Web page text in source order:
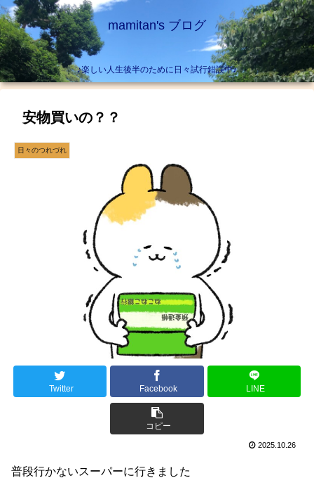
mamitan's ブログ
♪楽しい人生後半のために日々試行錯誤中♪
安物買いの？？
日々のつれづれ
Twitter Facebook LINE
コピー
2025.10.26
普段行かないスーパーに行きました